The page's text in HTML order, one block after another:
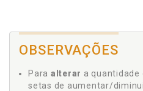
OBSERVAÇÕES
Para alterar a quantidade
setas de aumentar/